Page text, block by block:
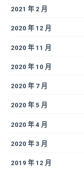
2021 年 2 月
2020 年 12 月
2020 年 11 月
2020 年 10 月
2020 年 7 月
2020 年 5 月
2020 年 4 月
2020 年 3 月
2019 年 12 月